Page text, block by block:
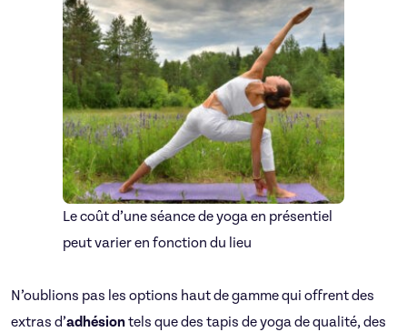
Le coût d’une séance de yoga en présentiel
peut varier en fonction du lieu
N’oublions pas les options haut de gamme qui offrent des
extras d’adhésiontels que des tapis de yoga de qualité, des